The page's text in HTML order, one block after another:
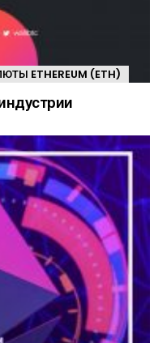
ETHEREUM (ETH)